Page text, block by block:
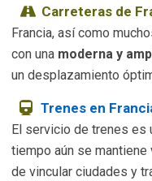
Carreteras de
Francia, así como
con una moderna y
un desplazamiento
Trenes en
El servicio de trenes es
tiempo aún se
de vincular ciudades y